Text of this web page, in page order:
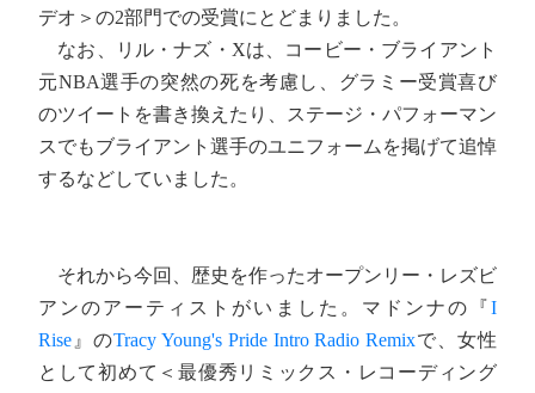
デオ＞の2部門での受賞にとどまりました。
なお、リル・ナズ・Xは、コービー・ブライアント
元NBA選手の突然の死を考慮し、グラミー受賞喜び
のツイートを書き換えたり、ステージ・パフォーマン
スでもブライアント選手のユニフォームを掲げて追悼
するなどしていました。
それから今回、歴史を作ったオープンリー・レズビ
アンのアーティストがいました。マドンナの『I
Rise 』のTracy Young's Pride Intro Radio Remixで、女性
として初めて＜最優秀リミックス・レコーディング